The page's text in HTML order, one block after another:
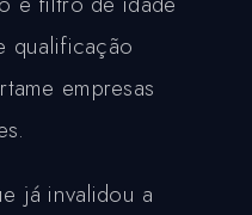
qualificação
empresas
já invalidou a